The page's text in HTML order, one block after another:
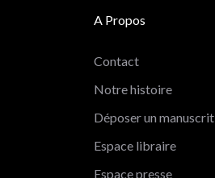
A Propos
Contact
Notre histoire
Déposer un manuscrit
Espace libraire
Espace presse